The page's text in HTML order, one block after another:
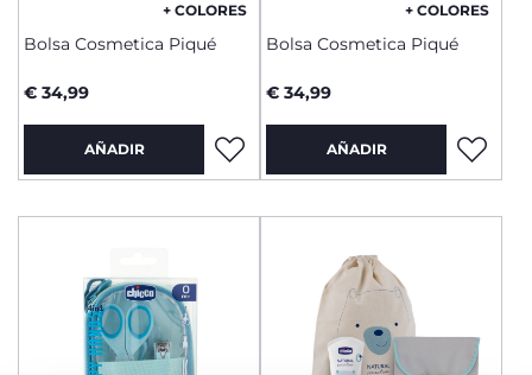
+ COLORES
Bolsa Cosmetica Piqué
€ 34,99
AÑADIR
+ COLORES
Bolsa Cosmetica Piqué
€ 34,99
AÑADIR